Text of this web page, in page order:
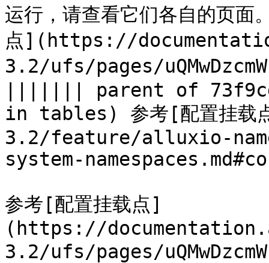
运行，请查看它们各自的页
点](https://
3.2/ufs/pages/
||||||| parent of
in tables) 参考[配置挂
3.2/feature/alluxio-
system-
参考[配置挂载点]
(https://
3.2/ufs/pages/